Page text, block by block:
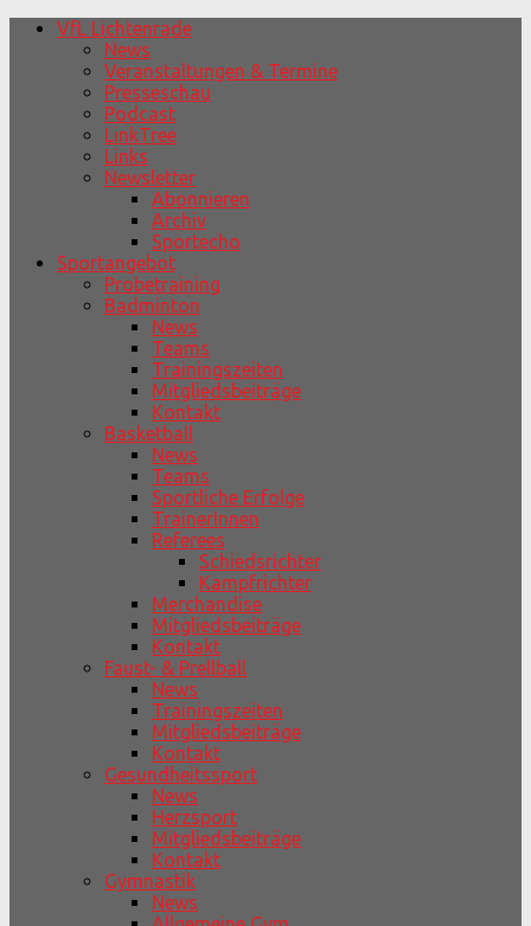
VfL Lichtenrade
News
Veranstaltungen & Termine
Presseschau
Podcast
LinkTree
Links
Newsletter
Abonnieren
Archiv
Sportecho
Sportangebot
Probetraining
Badminton
News
Teams
Trainingszeiten
Mitgliedsbeiträge
Kontakt
Basketball
News
Teams
Sportliche Erfolge
TrainerInnen
Referees
Schiedsrichter
Kampfrichter
Merchandise
Mitgliedsbeiträge
Kontakt
Faust- & Prellball
News
Trainingszeiten
Mitgliedsbeiträge
Kontakt
Gesundheitssport
News
Herzsport
Mitgliedsbeiträge
Kontakt
Gymnastik
News